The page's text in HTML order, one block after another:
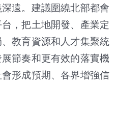
遠。建議圍繞北部都會
，把土地開發、產業定
教育資源和人才集聚統
節奏和更有效的落實機
形成預期、各界增強信